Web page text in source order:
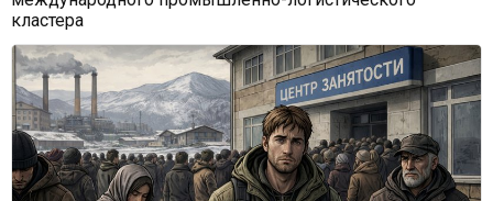
кластера